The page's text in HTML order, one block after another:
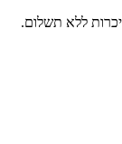
ללא תשלום.